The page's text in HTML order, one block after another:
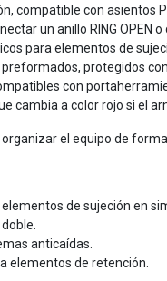
compatible con asientos
un anillo RING OPEN
para elementos de
protegidos
con
cambia a color rojo si el
el equipo de
de sujeción en
anticaídas.
elementos de retención.